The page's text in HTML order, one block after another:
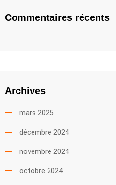
Commentaires récents
Archives
mars 2025
décembre 2024
novembre 2024
octobre 2024